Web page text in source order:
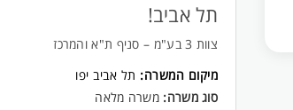
תל אביב!
צוות 3 בע"מ – סניף ת"א והמרכז
מיקום המשרה: תל אביב יפו
סוג משרה: משרה מלאה